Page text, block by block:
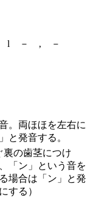
l － , －
。両ほほを左右に
と発音する。
裏の歯茎につけ
「ン」という音を
場合は「ン」と発
する）